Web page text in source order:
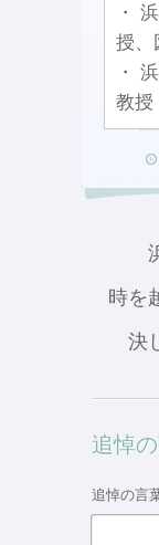
・
授、
・
教授
時を
決
追悼
追悼の言